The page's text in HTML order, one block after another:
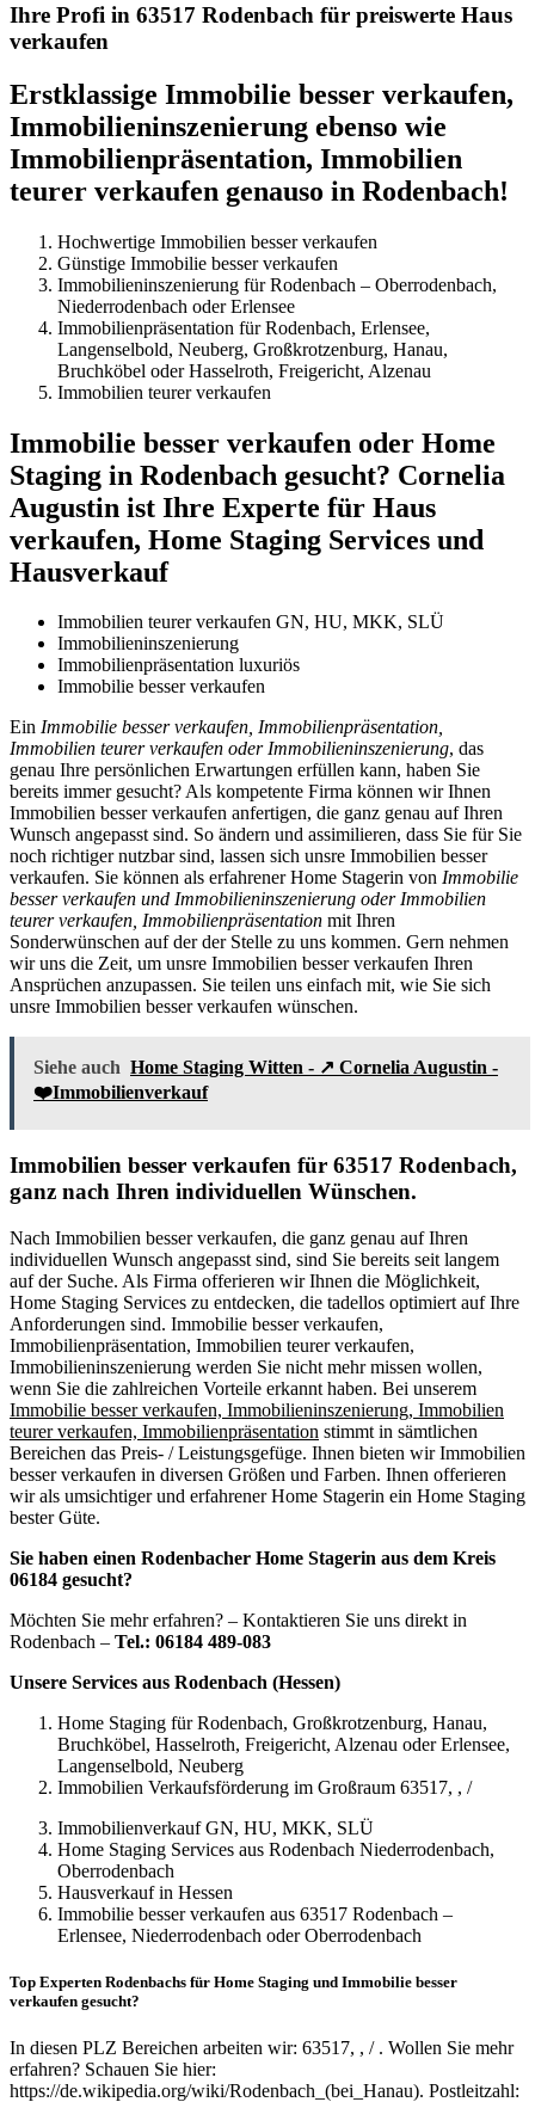
Ihre Profi in 63517 Rodenbach für preiswerte Haus
verkaufen
Erstklassige Immobilie besser verkaufen,
Immobilieninszenierung ebenso wie
Immobilienpräsentation, Immobilien
teurer verkaufen genauso in Rodenbach!
Hochwertige Immobilien besser verkaufen
Günstige Immobilie besser verkaufen
Immobilieninszenierung für Rodenbach – Oberrodenbach,
Niederrodenbach oder Erlensee
Immobilienpräsentation für Rodenbach, Erlensee,
Langenselbold, Neuberg, Großkrotzenburg, Hanau,
Bruchköbel oder Hasselroth, Freigericht, Alzenau
Immobilien teurer verkaufen
Immobilie besser verkaufen oder Home
Staging in Rodenbach gesucht? Cornelia
Augustin ist Ihre Experte für Haus
verkaufen, Home Staging Services und
Hausverkauf
Immobilien teurer verkaufen GN, HU, MKK, SLÜ
Immobilieninszenierung
Immobilienpräsentation luxuriös
Immobilie besser verkaufen
Ein Immobilie besser verkaufen, Immobilienpräsentation,
Immobilien teurer verkaufen oder Immobilieninszenierung, das
genau Ihre persönlichen Erwartungen erfüllen kann, haben Sie
bereits immer gesucht? Als kompetente Firma können wir Ihnen
Immobilien besser verkaufen anfertigen, die ganz genau auf Ihren
Wunsch angepasst sind. So ändern und assimilieren, dass Sie für Sie
noch richtiger nutzbar sind, lassen sich unsre Immobilien besser
verkaufen. Sie können als erfahrener Home Stagerin von Immobilie
besser verkaufen und Immobilieninszenierung oder Immobilien
teurer verkaufen, Immobilienpräsentation mit Ihren
Sonderwünschen auf der der Stelle zu uns kommen. Gern nehmen
wir uns die Zeit, um unsre Immobilien besser verkaufen Ihren
Ansprüchen anzupassen. Sie teilen uns einfach mit, wie Sie sich
unsre Immobilien besser verkaufen wünschen.
Siehe auch Home Staging Witten - ↗️ Cornelia Augustin -
❤️Immobilienverkauf
Immobilien besser verkaufen für 63517 Rodenbach,
ganz nach Ihren individuellen Wünschen.
Nach Immobilien besser verkaufen, die ganz genau auf Ihren
individuellen Wunsch angepasst sind, sind Sie bereits seit langem
auf der Suche. Als Firma offerieren wir Ihnen die Möglichkeit,
Home Staging Services zu entdecken, die tadellos optimiert auf Ihre
Anforderungen sind. Immobilie besser verkaufen,
Immobilienpräsentation, Immobilien teurer verkaufen,
Immobilieninszenierung werden Sie nicht mehr missen wollen,
wenn Sie die zahlreichen Vorteile erkannt haben. Bei unserem
Immobilie besser verkaufen, Immobilieninszenierung, Immobilien
teurer verkaufen, Immobilienpräsentation stimmt in sämtlichen
Bereichen das Preis- / Leistungsgefüge. Ihnen bieten wir Immobilien
besser verkaufen in diversen Größen und Farben. Ihnen offerieren
wir als umsichtiger und erfahrener Home Stagerin ein Home Staging
bester Güte.
Sie haben einen Rodenbacher Home Stagerin aus dem Kreis
06184 gesucht?
Möchten Sie mehr erfahren? – Kontaktieren Sie uns direkt in
Rodenbach – Tel.: 06184 489-083
Unsere Services aus Rodenbach (Hessen)
Home Staging für Rodenbach, Großkrotzenburg, Hanau,
Bruchköbel, Hasselroth, Freigericht, Alzenau oder Erlensee,
Langenselbold, Neuberg
Immobilien Verkaufsförderung im Großraum 63517, , /
Immobilienverkauf GN, HU, MKK, SLÜ
Home Staging Services aus Rodenbach Niederrodenbach,
Oberrodenbach
Hausverkauf in Hessen
Immobilie besser verkaufen aus 63517 Rodenbach –
Erlensee, Niederrodenbach oder Oberrodenbach
Top Experten Rodenbachs für Home Staging und Immobilie besser
verkaufen gesucht?
In diesen PLZ Bereichen arbeiten wir: 63517, , / . Wollen Sie mehr
erfahren? Schauen Sie hier:
https://de.wikipedia.org/wiki/Rodenbach_(bei_Hanau). Postleitzahl: